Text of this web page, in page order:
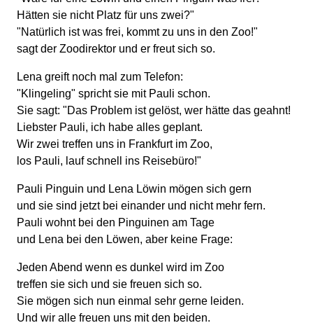
Hätten sie nicht Platz für uns zwei?"
"Natürlich ist was frei, kommt zu uns in den Zoo!"
sagt der Zoodirektor und er freut sich so.
Lena greift noch mal zum Telefon:
"Klingeling" spricht sie mit Pauli schon.
Sie sagt: "Das Problem ist gelöst, wer hätte das geahnt!
Liebster Pauli, ich habe alles geplant.
Wir zwei treffen uns in Frankfurt im Zoo,
los Pauli, lauf schnell ins Reisebüro!"
Pauli Pinguin und Lena Löwin mögen sich gern
und sie sind jetzt bei einander und nicht mehr fern.
Pauli wohnt bei den Pinguinen am Tage
und Lena bei den Löwen, aber keine Frage:
Jeden Abend wenn es dunkel wird im Zoo
treffen sie sich und sie freuen sich so.
Sie mögen sich nun einmal sehr gerne leiden.
Und wir alle freuen uns mit den beiden.